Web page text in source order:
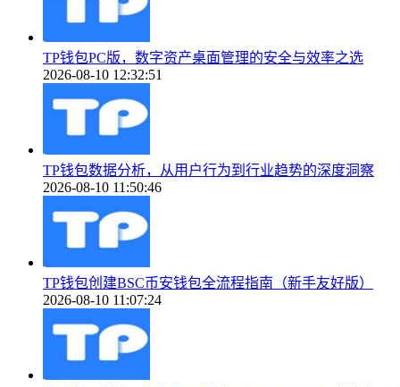
TP钱包PC版，数字资产桌面管理的安全与效率之选
2026-08-10 12:32:51
TP钱包数据分析，从用户行为到行业趋势的深度洞察
2026-08-10 11:50:46
TP钱包创建BSC币安钱包全流程指南（新手友好版）
2026-08-10 11:07:24